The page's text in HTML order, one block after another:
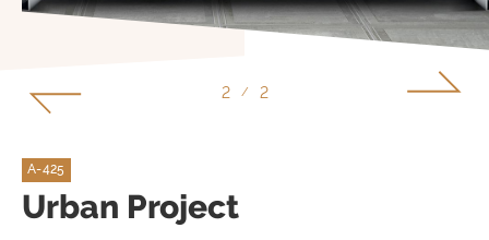
1 / 2
A-425
Urban Project